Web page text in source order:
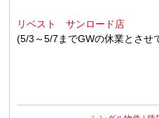
リベスト サンロード店
(5/3～5/7までGWの休業とさせ